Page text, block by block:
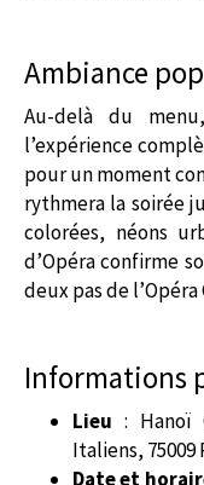
Ambiance
Au-delà du
l’expérience
pour un moment
rythmera la soirée
colorées, néons
d’Opéra confirme
deux pas de l’Opéra
Informations
Lieu : Hanoï
Italiens, 75009
Date et